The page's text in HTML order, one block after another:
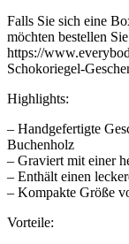
Falls Sie sich eine
möchten bestellen
https://
Schokoriegel-
Highlights:
– Handgefertigte
Buchenholz
– Graviert mit einer
– Enthält einen
– Kompakte Größe
Vorteile: